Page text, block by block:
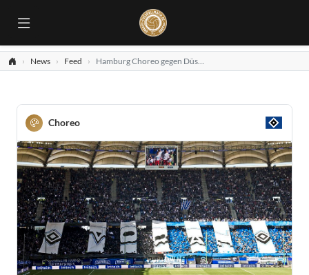
News Feed Hamburg Choreo gegen Düsseldorf
Choreo